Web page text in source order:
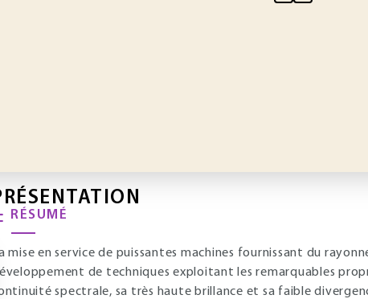
RÉSUMÉ
mise en service de puissantes machines fournissant du
de techniques exploitant les remarquables
spectrale, sa très haute brillance et sa faible